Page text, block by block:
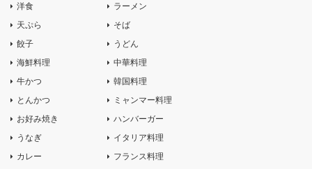
洋食
天ぷら
餃子
海鮮料理
牛かつ
とんかつ
お好み焼き
うなぎ
カレー
ラーメン
そば
うどん
中華料理
韓国料理
ミャンマー料理
ハンバーガー
イタリア料理
フランス料理